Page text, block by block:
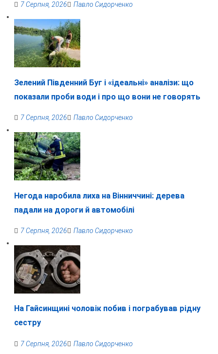
7 Серпня, 2026 Павло Сидорченко
Зелений Південний Буг і «ідеальні» аналізи: що
показали проби води і про що вони не говорять
7 Серпня, 2026 Павло Сидорченко
Негода наробила лиха на Вінниччині: дерева
падали на дороги й автомобілі
7 Серпня, 2026 Павло Сидорченко
На Гайсинщині чоловік побив і пограбував рідну
сестру
7 Серпня, 2026 Павло Сидорченко